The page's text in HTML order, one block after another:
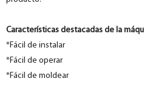
Características destacadas de la
*Fácil de instalar
*Fácil de operar
*Fácil de moldear